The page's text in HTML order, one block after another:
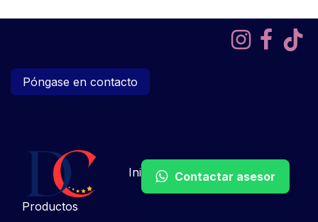
Póngase en contacto
Contactar asesor
Inicio Sobre No​sot​ros​​​
Productos